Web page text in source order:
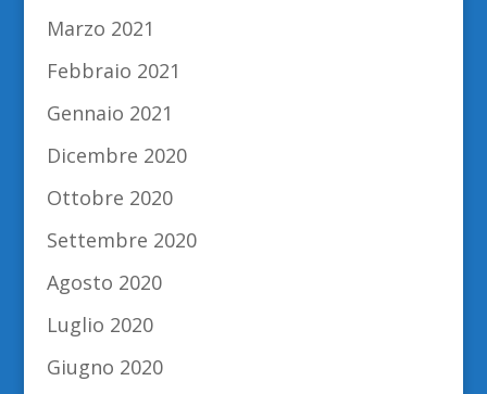
Marzo 2021
Febbraio 2021
Gennaio 2021
Dicembre 2020
Ottobre 2020
Settembre 2020
Agosto 2020
Luglio 2020
Giugno 2020